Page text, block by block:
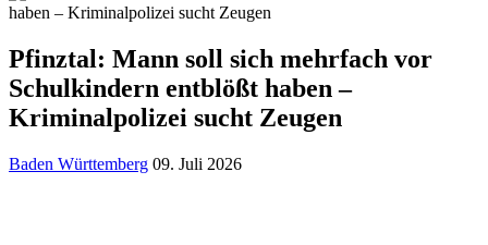
Pfinztal: Mann soll sich mehrfach vor
Schulkindern entblößt haben –
Kriminalpolizei sucht Zeugen
Baden Württemberg 09. Juli 2026